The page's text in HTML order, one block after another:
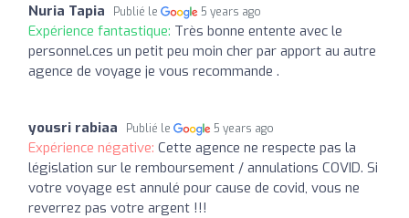
Nuria Tapia Publié le 5 years ago
Expérience fantastique: Très bonne entente avec le
personnel.ces un petit peu moin cher par apport au autre
agence de voyage je vous recommande .
yousri rabiaa Publié le 5 years ago
Expérience négative: Cette agence ne respecte pas la
législation sur le remboursement / annulations COVID. Si
votre voyage est annulé pour cause de covid, vous ne
reverrez pas votre argent !!!